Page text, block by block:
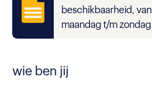
beschikbaarheid, van
maandag t/m zondag
wie ben jij